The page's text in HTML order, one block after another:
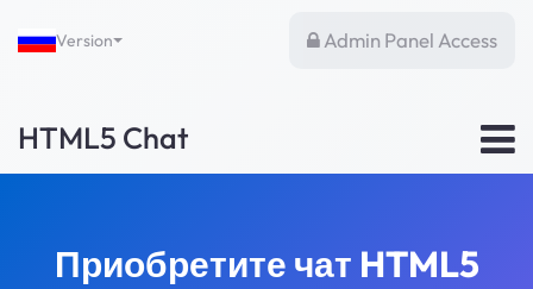
Version Admin Panel Access
HTML5 Chat
Приобретите чат HTML5